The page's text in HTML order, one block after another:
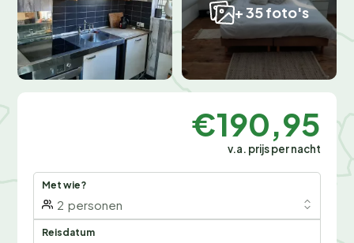
+ 35 foto's
€190,95
v.a. prijs per nacht
Met wie?
2 personen
Reisdatum